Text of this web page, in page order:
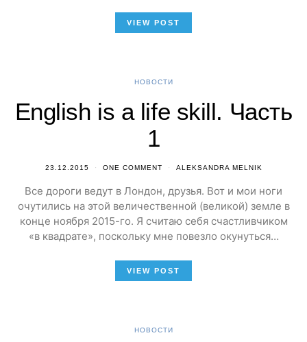
VIEW POST
НОВОСТИ
English is a life skill. Часть
1
23.12.2015 ONE COMMENT ALEKSANDRA MELNIK
Все дороги ведут в Лондон, друзья. Вот и мои ноги
очутились на этой величественной (великой) земле в
конце ноября 2015-го. Я считаю себя счастливчиком
«в квадрате», поскольку мне повезло окунуться…
VIEW POST
НОВОСТИ